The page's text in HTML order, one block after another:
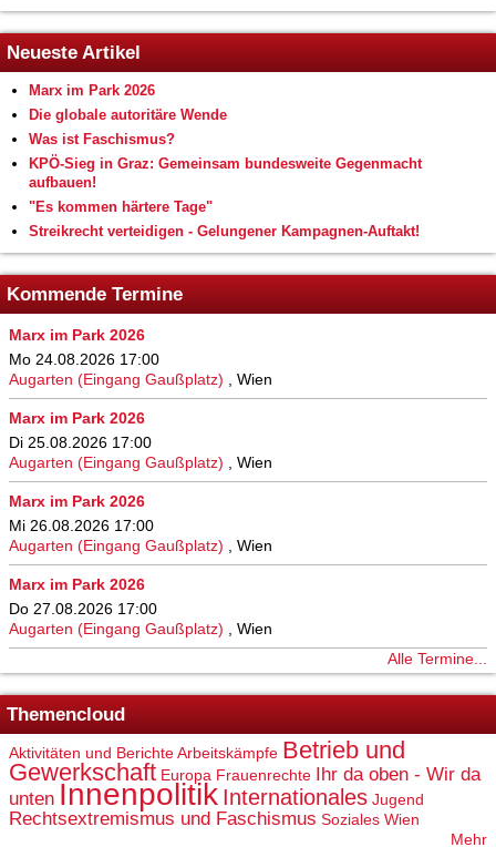
Neueste Artikel
Marx im Park 2026
Die globale autoritäre Wende
Was ist Faschismus?
KPÖ-Sieg in Graz: Gemeinsam bundesweite Gegenmacht
aufbauen!
"Es kommen härtere Tage"
Streikrecht verteidigen - Gelungener Kampagnen-Auftakt!
Kommende Termine
Marx im Park 2026
Mo 24.08.2026 17:00
Augarten (Eingang Gaußplatz) , Wien
Marx im Park 2026
Di 25.08.2026 17:00
Augarten (Eingang Gaußplatz) , Wien
Marx im Park 2026
Mi 26.08.2026 17:00
Augarten (Eingang Gaußplatz) , Wien
Marx im Park 2026
Do 27.08.2026 17:00
Augarten (Eingang Gaußplatz) , Wien
Alle Termine...
Themencloud
Aktivitäten und BerichteArbeitskämpfe Betrieb und
Gewerkschaft Europa Frauenrechte
Ihr da oben - Wir da
unten Innenpolitik Internationales Jugend
Rechtsextremismus und Faschismus Soziales Wien
Mehr